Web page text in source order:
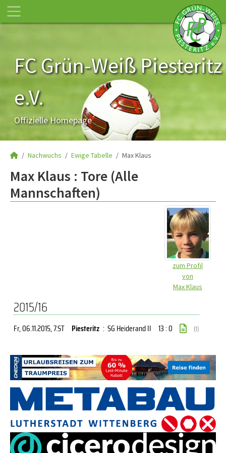
FC Grün-Weiß Piesteritz
e.V.
Offizielle Homepage
Nachwuchs Ewige Tabelle Max Klaus
Max Klaus : Tore (Alle
Mannschaften)
zum Profil
von
Max Klaus
2015/16
Fr, 06.11.2015, 7.ST Piesteritz : SG Heiderand II 13 : 0 (1)